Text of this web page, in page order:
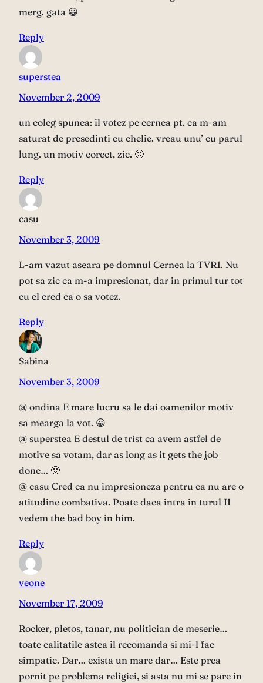
merg. gata 😀
Reply
superstea
November 2, 2009
un coleg spunea: il votez pe cernea pt. ca m-am
saturat de presedinti cu chelie. vreau unu’ cu parul
lung. un motiv corect, zic. 🙂
Reply
casu
November 3, 2009
L-am vazut aseara pe domnul Cernea la TVR1. Nu
pot sa zic ca m-a impresionat, dar in primul tur tot
cu el cred ca o sa votez.
Reply
Sabina
November 3, 2009
@ ondina E mare lucru sa le dai oamenilor motiv
sa mearga la vot. 😀
@ superstea E destul de trist ca avem astfel de
motive sa votam, dar as long as it gets the job
done… 🙂
@ casu Cred ca nu impresioneza pentru ca nu are o
atitudine combativa. Poate daca intra in turul II
vedem the bad boy in him.
Reply
veone
November 17, 2009
Rocker, pletos, tanar, nu politician de meserie…
toate calitatile astea il recomanda si mi-l fac
simpatic. Dar… exista un mare dar… Este prea
pornit pe problema religiei, si asta nu mi se pare in